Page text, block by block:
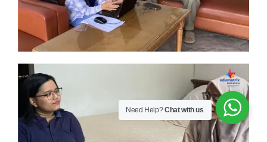
Need Help?Chat with us